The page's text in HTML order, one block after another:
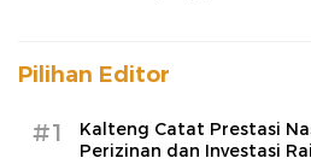
Pilihan Editor
#1
Kalteng Catat Prestasi
Perizinan dan Investasi